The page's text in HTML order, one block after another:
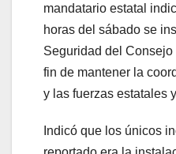
mandatario estatal
horas del sábado se
Seguridad del
fin de mantener la
y las fuerzas estatales
Indicó que los únicos